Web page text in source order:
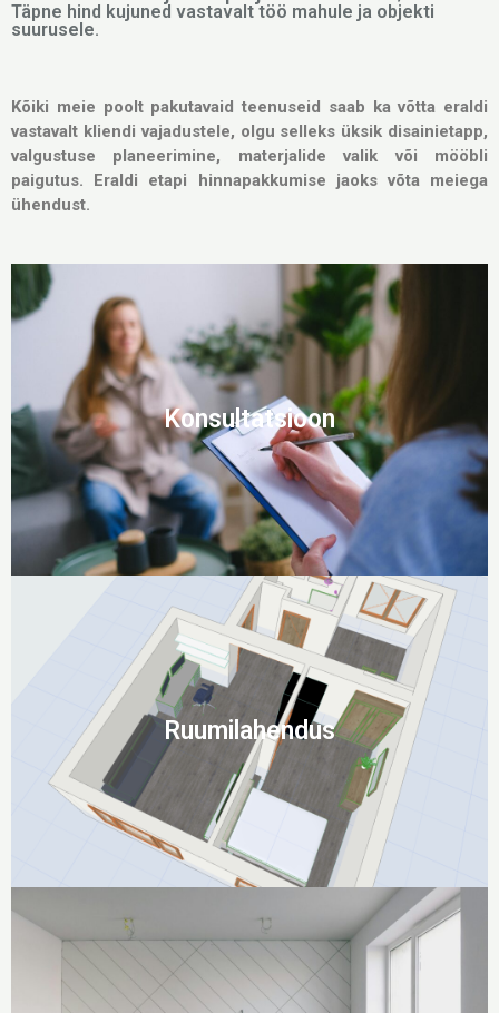
Täpne hind kujuned vastavalt töö mahule ja objekti
suurusele.
Kõiki meie poolt pakutavaid teenuseid saab ka võtta eraldi
vastavalt kliendi vajadustele, olgu selleks üksik disainietapp,
valgustuse planeerimine, materjalide valik või mööbli
paigutus. Eraldi etapi hinnapakkumise jaoks võta meiega
ühendust.
Konsultatsioon
Ruumilahendus